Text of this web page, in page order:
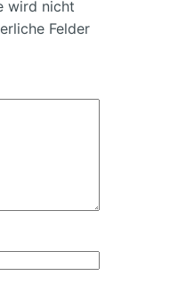
wird nicht
Felder